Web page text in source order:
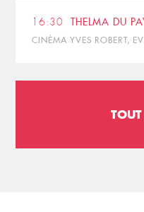
16:30 THELMA DU
CINÉMA YVES ROBERT,